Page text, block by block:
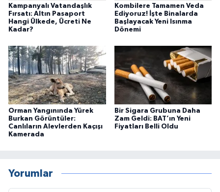
Kampanyalı Vatandaşlık
Fırsatı: Altın Pasaport
Hangi Ülkede, Ücreti Ne
Kadar?
Kombilere Tamamen Veda
Ediyoruz! İşte Binalarda
Başlayacak Yeni Isınma
Dönemi
Orman Yangınında Yürek
Burkan Görüntüler:
Canlıların Alevlerden Kaçışı
Kamerada
Bir Sigara Grubuna Daha
Zam Geldi: BAT’ın Yeni
Fiyatları Belli Oldu
Yorumlar